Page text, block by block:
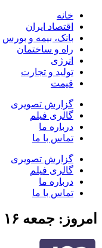
خانه
اقتصاد ایران
بانک، بیمه و بورس
راه و ساختمان
انرژی
تولید و تجارت
قیمت
گزارش تصویری
گالری فیلم
درباره ما
تماس با ما
گزارش تصویری
گالری فیلم
درباره ما
تماس با ما
۱۶ مرداد ۱۴۰۵